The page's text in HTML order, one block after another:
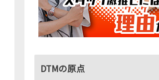
DTMの原点